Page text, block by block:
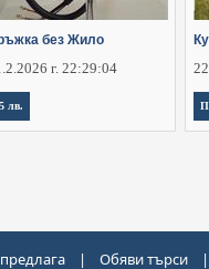
без Жило
г. 22:29:04
лв.
| Обяви търси |